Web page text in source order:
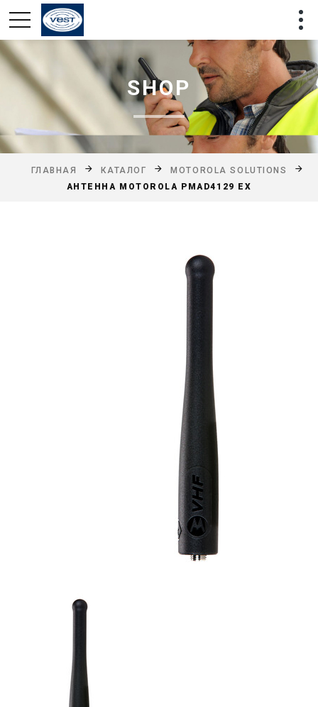
SHOP
ГЛАВНАЯ КАТАЛОГ
MOTOROLA SOLUTIONS
АНТЕННА MOTOROLA PMAD4129 EX